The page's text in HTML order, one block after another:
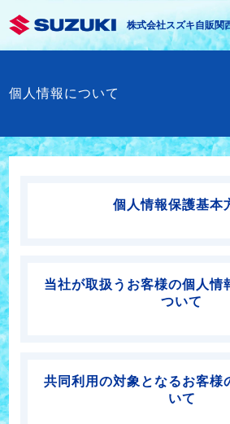
株式会社スズキ自販関
個人情報について
個人情報保護基本
当社が取扱うお客様の個人情
ついて
共同利用の対象となるお客様
いて